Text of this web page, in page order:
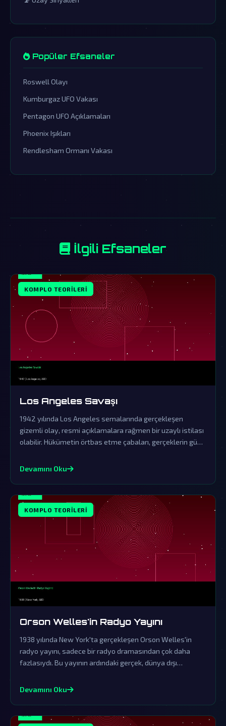
Popüler Efsaneler
Roswell Olayı
Kumburgaz UFO Vakası
Pentagon UFO Açıklamaları
Phoenix Işıkları
Rendlesham Ormanı Vakası
İlgili Efsaneler
KOMPLO TEORILERI
Los Angeles Savaşı
1942 yılında Los Angeles semalarında gerçekleşen
gizemli olay, resmi açıklamalara rağmen bir uzaylı istilası
olabilir. Hükümetin örtbas etme çabaları, gerçeklerin gün
Devamını Oku
KOMPLO TEORILERI
Orson Welles'in Radyo Yayını
1938 yılında New York'ta gerçekleşen Orson Welles'in
radyo yayını, sadece bir radyo dramasından çok daha
fazlasıydı. Bu yayının ardındaki gerçek, dünya dışı
teorileriyle doludur.
Devamını Oku